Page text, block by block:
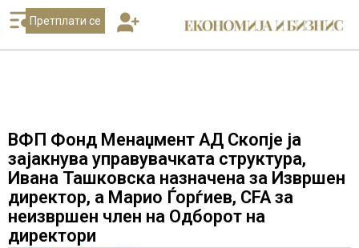
Претплати се
ВФП Фонд Менаџмент АД Скопје ја
зајакнува управувачката структура,
Ивана Ташковска назначена за Извршен
директор, а Марио Ѓорѓиев, CFA за
неизвршен член на Одборот на
директори